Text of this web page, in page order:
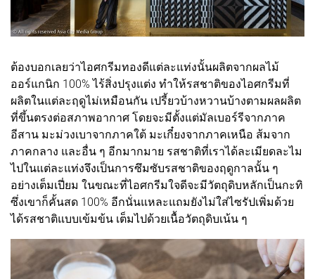
ต้องบอกเลยว่าไอศกรีมทองดีแต่ละแท่งนั้นผลิตจากผลไม้
ออร์แกนิก 100% ไร้สิ่งปรุงแต่ง ทำให้รสชาติของไอศกรีมที่
ผลิตในแต่ละฤดูไม่เหมือนกัน เปรี้ยวบ้างหวานบ้างตามผลผลิต
ที่ขึ้นตรงต่อสภาพอากาศ โดยจะมีตั้งแต่มัลเบอร์รีจากภาค
อีสาน มะม่วงเบาจากภาคใต้ มะเกี๋ยงจากภาคเหนือ ส้มจาก
ภาคกลาง และอื่น ๆ อีกมากมาย รสชาติที่เราได้ละเมียดละไม
ไปในแต่ละแท่งจึงเป็นการซึมซับรสชาติของฤดูกาลนั้น ๆ
อย่างเต็มเปี่ยม ในขณะที่ไอศกรีมใจดีจะมีวัตถุดิบหลักเป็นกะทิ
ซึ่งเขาก็คั้นสด 100% อีกนั่นแหละแถมยังไม่ใส่ไซรัปเพิ่มด้วย
ได้รสชาติแบบเข้มข้น เต็มไปด้วยเนื้อวัตถุดิบเน้น ๆ